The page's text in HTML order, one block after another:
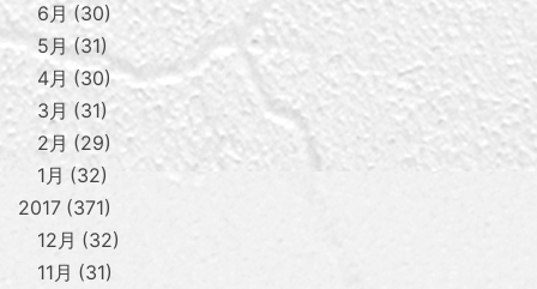
6月
30
5月 31
4月
30
3月
31
2月
29
1月
32
2017 371
12月
32
11月
31